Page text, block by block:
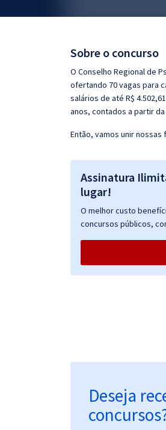
Sobre o concurso
O Conselho Regional de
ofertando 70 vagas para
salários de até R$
anos, contados a partir
Então, vamos unir nossas
Assinatura
lugar!
O melhor custo
concursos públicos,
Deseja